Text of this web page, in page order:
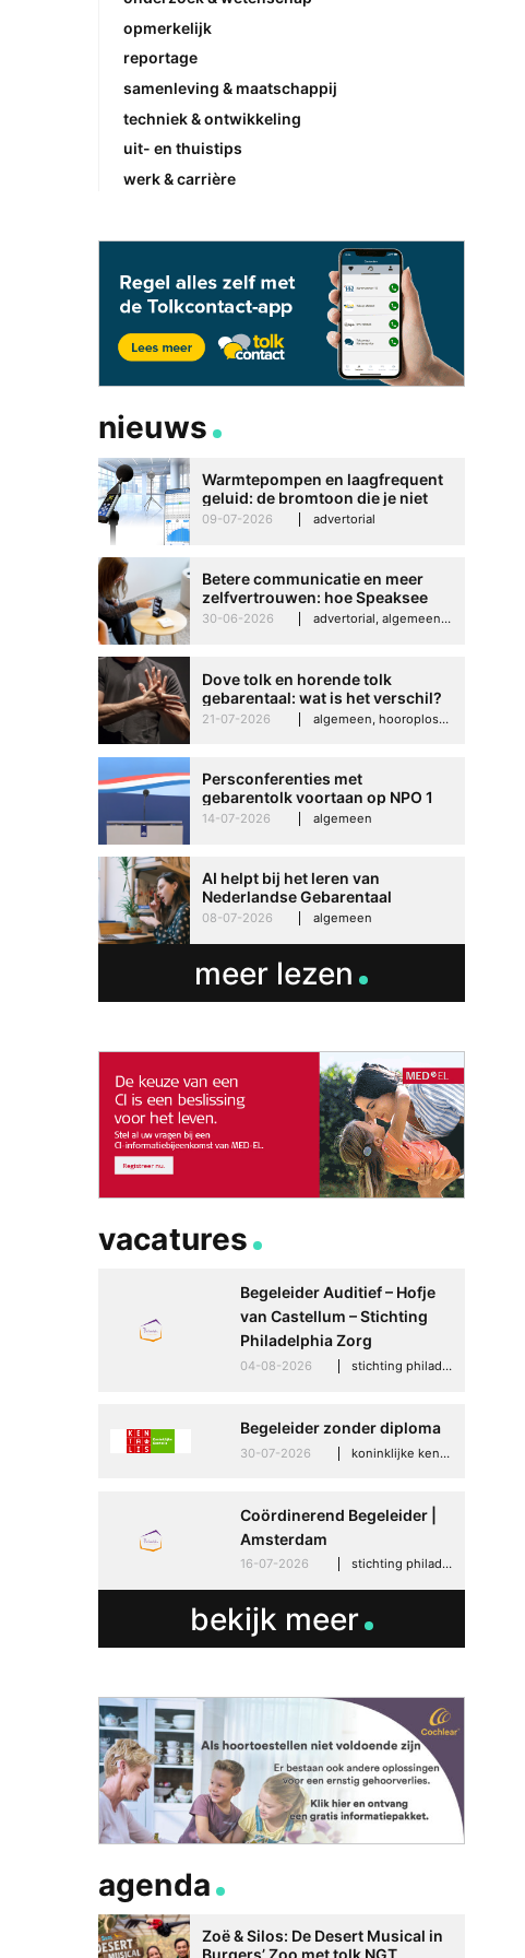
opmerkelijk
reportage
samenleving & maatschappij
techniek & ontwikkeling
uit- en thuistips
werk & carrière
nieuws
Warmtepompen en laagfrequent
geluid: de bromtoon die je niet
kunt negeren
09-07-2026 advertorial
Betere communicatie en meer
zelfvertrouwen: hoe Speaksee
Imelda helpt om te groeien in
30-06-2026 advertorial, algemeen, hooroplossingen, interview
Dove tolk en horende tolk
gebarentaal: wat is het verschil?
21-07-2026 algemeen, hooroplossingen, hoorproblemen, samenleving & maatschappij
Persconferenties met
gebarentolk voortaan op NPO 1
Extra
14-07-2026 algemeen
AI helpt bij het leren van
Nederlandse Gebarentaal
08-07-2026 algemeen
meer lezen
vacatures
Begeleider Auditief – Hofje
van Castellum – Stichting
Philadelphia Zorg
04-08-2026 stichting philadelphia zorg, den haag
Begeleider zonder diploma
30-07-2026 koninklijke kentalis, scheveningen
Coördinerend Begeleider |
Amsterdam
16-07-2026 stichting philadelphia zorg, amsterdam
bekijk meer
agenda
Zoë & Silos: De Desert Musical in